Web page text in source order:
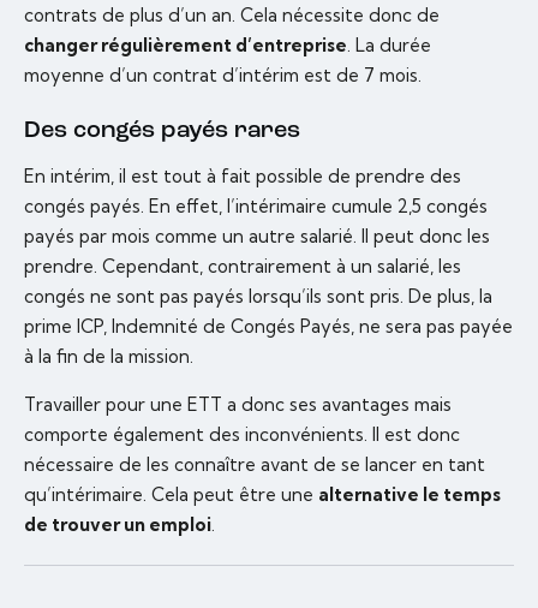
contrats de plus d’un an. Cela nécessite donc de
changer régulièrement d’entreprise. La durée
moyenne d’un contrat d’intérim est de 7 mois.
Des congés payés rares
En intérim, il est tout à fait possible de prendre des
congés payés. En effet, l’intérimaire cumule 2,5 congés
payés par mois comme un autre salarié. Il peut donc les
prendre. Cependant, contrairement à un salarié, les
congés ne sont pas payés lorsqu’ils sont pris. De plus, la
prime ICP, Indemnité de Congés Payés, ne sera pas payée
à la fin de la mission.
Travailler pour une ETT a donc ses avantages mais
comporte également des inconvénients. Il est donc
nécessaire de les connaître avant de se lancer en tant
qu’intérimaire. Cela peut être une alternative le temps
de trouver un emploi.